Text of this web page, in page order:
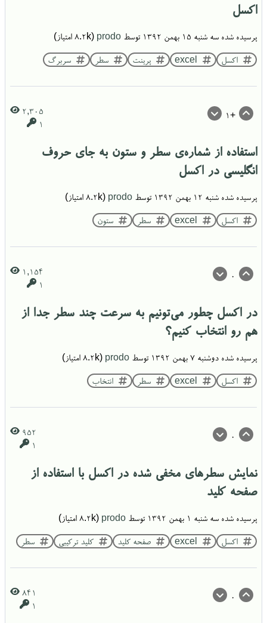
اکسل
پرسیده شده سه شنبه ۱۵ بهمن ۱۳۹۲ توسط prodo
(
8.2k امتیاز)
اکسل excel پرینت سطر سربرگ
+1
2,305
1
استفاده از شماره‌ی سطر و ستون به جای حروف
انگلیسی در اکسل
پرسیده شده شنبه ۱۲ بهمن ۱۳۹۲ توسط prodo
(
8.2k امتیاز)
اکسل excel سطر ستون
0
1,154
1
در اکسل چطور می‌تونیم به سرعت چند سطر جدا از
هم رو انتخاب کنیم؟
پرسیده شده دوشنبه ۷ بهمن ۱۳۹۲ توسط prodo
(
8.2k امتیاز)
اکسل excel سطر انتخاب
0
952
1
نمایش سطرهای مخفی شده در اکسل با استفاده از
صفحه کلید
پرسیده شده سه شنبه ۱ بهمن ۱۳۹۲ توسط prodo
(
8.2k امتیاز)
اکسل excel صفحه کلید کلید ترکیبی سطر
0
841
1